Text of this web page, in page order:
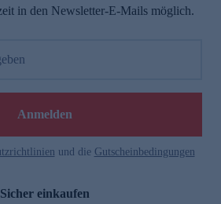
in den Newsletter-E-Mails möglich.
Anmelden
und die Gutscheinbedingungen
Sicher einkaufen